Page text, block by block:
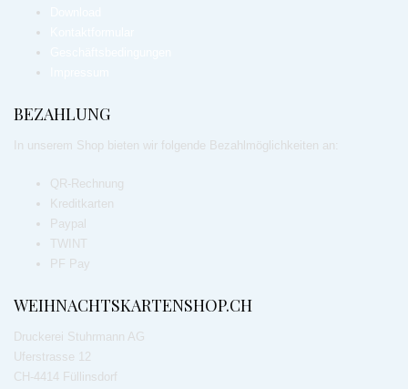
BEZAHLUNG
In unserem Shop bieten wir folgende Bezahlmöglichkeiten an:
QR-Rechnung
Kreditkarten
Paypal
TWINT
PF Pay
WEIHNACHTSKARTENSHOP.CH
Druckerei Stuhrmann AG
Uferstrasse 12
CH-4414 Füllinsdorf